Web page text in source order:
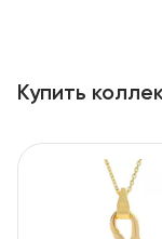
Купить